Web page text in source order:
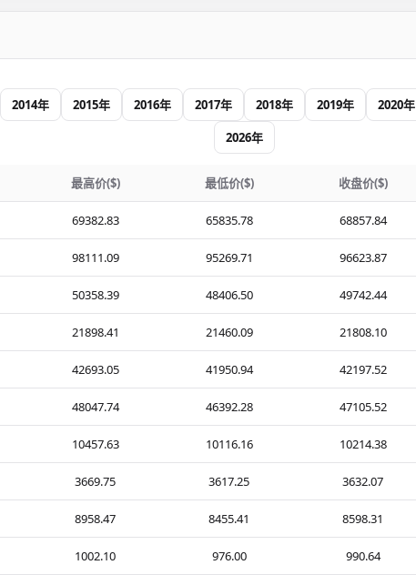
2014年 2015年 2016年 2017年 2018年 2019年 2020年
2026年
最高价($) 最低价($) 收盘价($)
69382.83 65835.78 68857.84
98111.09 95269.71 96623.87
50358.39 48406.50 49742.44
21898.41 21460.09 21808.10
42693.05 41950.94 42197.52
48047.74 46392.28 47105.52
10457.63 10116.16 10214.38
3669.75 3617.25 3632.07
8958.47 8455.41 8598.31
1002.10 976.00 990.64